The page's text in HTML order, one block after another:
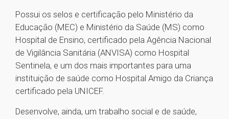
Possui os selos e certificação pelo Ministério da
Educação (MEC) e Ministério da Saúde (MS) como
Hospital de Ensino, certificado pela Agência Nacional
de Vigilância Sanitária (ANVISA) como Hospital
Sentinela, e um dos mais importantes para uma
instituição de saúde como Hospital Amigo da Criança
certificado pela UNICEF.
Desenvolve, ainda, um trabalho social e de saúde,